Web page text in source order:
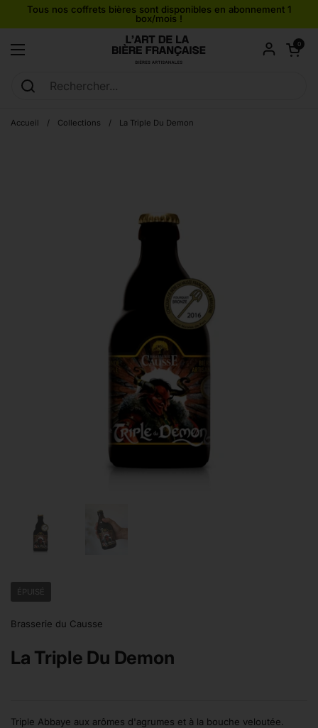
Passer au contenu
Tous nos coffrets bières sont disponibles en abonnement 1
box/mois !
Ouvrir le menu
Ouvrir le
0
Accueil / Collections / La Triple Du Demon
ÉPUISÉ
Brasserie du Causse
La Triple Du Demon
Triple Abbaye aux arômes d'agrumes et à la bouche veloutée.